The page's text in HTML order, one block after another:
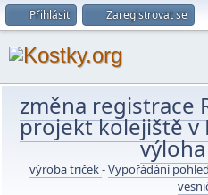
Přihlásit Zaregistrovat se
změna registrace
projekt kolejiště v
výroba triček-Vypořádání